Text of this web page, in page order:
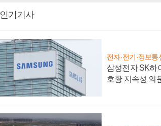
인기기사
전자·전기·정보통
삼성전자 SK하
호황 지속성 의